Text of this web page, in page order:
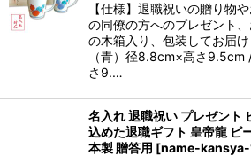
【仕様】退職祝いの贈り物
の同僚の方へのプレゼント
の木箱入り、包装してお届け
（青）径8.8cm×高さ
さ9.…
名入れ 退職祝い プレゼント
込めた退職ギフト 皇帝龍 ビ
本製 贈答用 [name-